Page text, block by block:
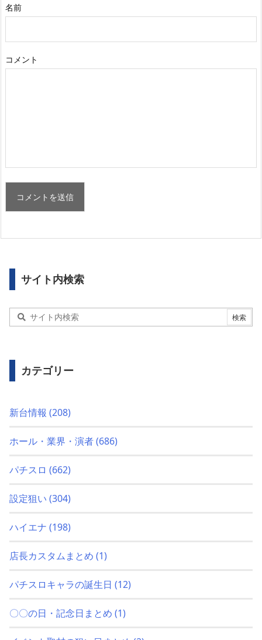
名前
コメント
サイト内検索
カテゴリー
新台情報 (208)
ホール・業界・演者(686)
パチスロ (662)
設定狙い (304)
ハイエナ (198)
店長カスタムまとめ (1)
パチスロキャラの誕生日 (12)
〇〇の日・記念日まとめ (1)